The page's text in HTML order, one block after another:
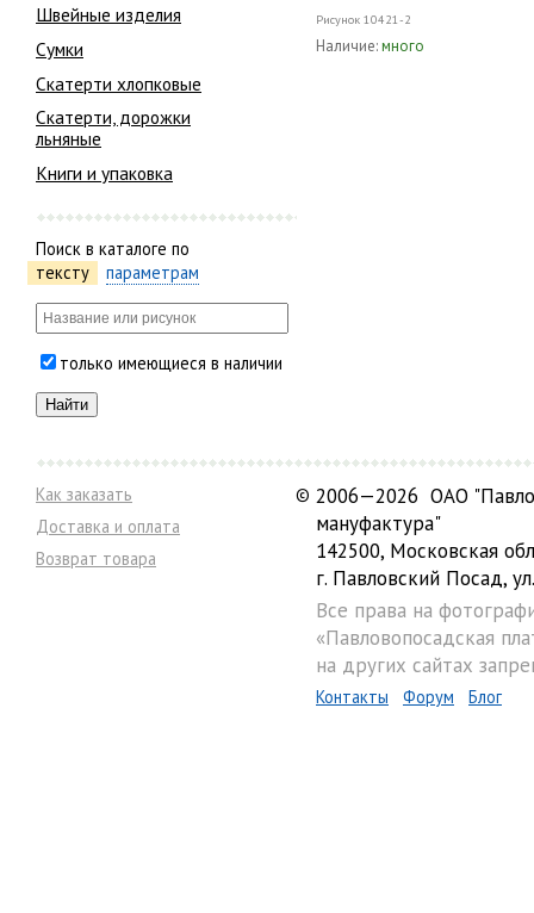
Швейные изделия
Сумки
Скатерти хлопковые
Скатерти, дорожки
льняные
Книги и упаковка
Поиск в каталоге по
тексту
параметрам
только имеющиеся в наличии
Рисунок 10421-2
Наличие:много
Как заказать
Доставка и оплата
Возврат товара
© 2006—2026 ОАО
мануфактура"
142500, Московская
г. Павловский Посад,
Все права на
«Павловопосадская
на других сайтах
Контакты Форум Блог